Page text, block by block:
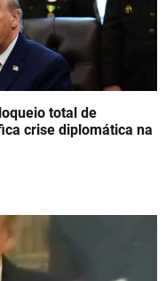
total de
crise diplomática na